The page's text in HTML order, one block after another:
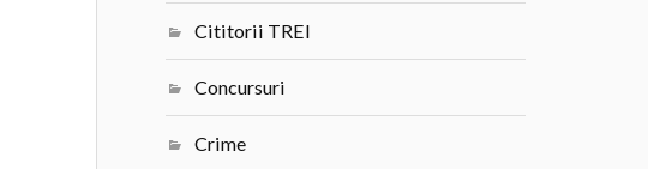
Cititorii TREI
Concursuri
Crime